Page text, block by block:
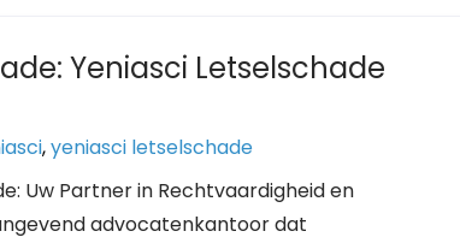
Yeniasci Letselschade
,yeniasci letselschade
Uw Partner in Rechtvaardigheid en
advocatenkantoor dat